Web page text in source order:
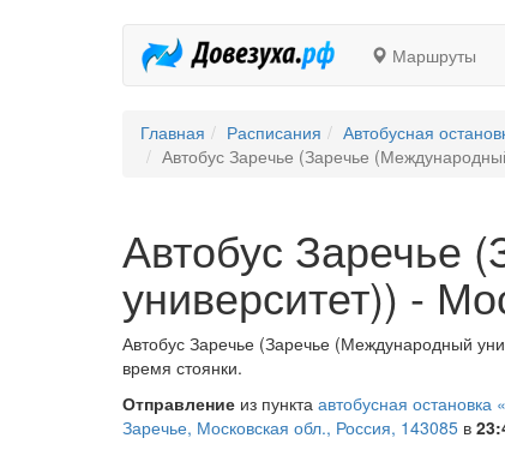
Маршруты
Главная Расписания
Автобусная
Автобус Заречье (Заречье
Автобус Заречье
университет)) -
Автобус Заречье (Заречье (Международный
время стоянки.
Отправление из пункта автобусная
Заречье, Московская обл., Россия, 143085 в